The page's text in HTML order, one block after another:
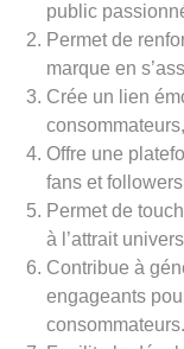
public
Permet de
marque en
Crée un lien
Offre une
fans et
Permet de
à l’attrait
Contribue à
engageants
consommateurs.